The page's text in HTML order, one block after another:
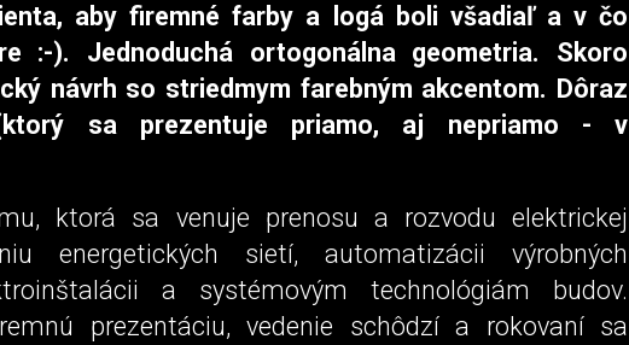
aby firemné farby a logá boli všadiaľ a v čo
:-). Jednoduchá ortogonálna geometria. Skoro
návrh so striedmym farebným akcentom. Dôraz
sa prezentuje priamo, aj nepriamo - v
ktorá sa venuje prenosu a rozvodu elektrickej
energetických sietí, automatizácii výrobných
a systémovým technológiám budov.
prezentáciu, vedenie schôdzí a rokovaní sa